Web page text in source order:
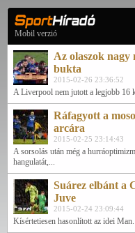
Mobil verzió
Az olaszok
bukta
2015-02-26 23:36:52
A Liverpool nem jutott a legjobb 16
Ráfagyott a
arcára
2015-02-25 23:14:43
A sorsolás után még a
hangulatát,...
Suárez elbánt a
Juve
2015-02-24 23:09:44
Kísértetiesen hasonlított az idei